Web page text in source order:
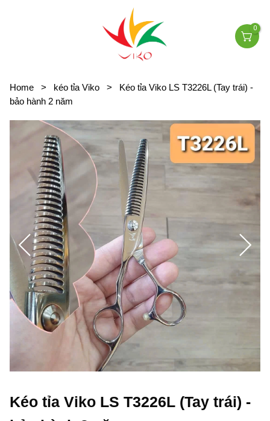
0
Home > kéo tỉa Viko >
Kéo tỉa Viko LS T3226L (Tay trái) -
bảo hành 2 năm
Kéo tỉa Viko LS T3226L (Tay trái) -